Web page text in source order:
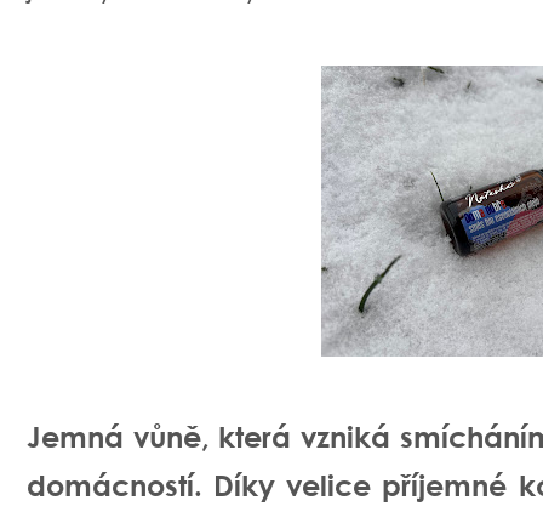
Jemná vůně, která vzniká
domácností. Díky velice příjemné